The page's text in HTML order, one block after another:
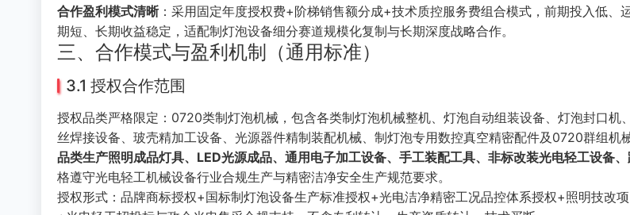
合作盈利模式清晰：采用固定年度授权费+阶梯销售额分成+技术质控服务费组合模式，前期投入低、
期短、长期收益稳定，适配制灯泡设备细分赛道规模化复制与长期深度战略合作。
三、合作模式与盈利机制（通用标准）
3.1 授权合作范围
授权品类严格限定：0720类制灯泡机械，包含各类制灯泡机械整机、灯泡自动组装设备、灯泡封口机
丝焊接设备、玻壳精加工设备、光源器件精制装配机械、制灯泡专用数控真空精密配件及0720群组机
品类生产照明成品灯具、LED光源成品、通用电子加工设备、手工装配工具、非标改装光电轻工设备
格遵守光电轻工机械设备行业合规生产与精密洁净安全生产规范要求。
授权形式：品牌商标授权+国标制灯泡设备生产标准授权+光电洁净精密工况品控体系授权+照明技改